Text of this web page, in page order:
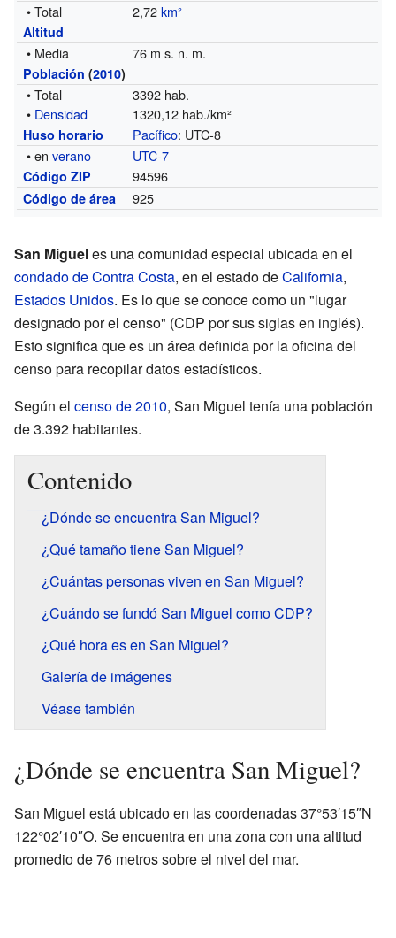
• Total 2,72km²
Altitud
• Media 76 m s. n. m.
Población (2010)
• Total
3392 hab.
• Densidad 1320,12 hab./km²
Huso horario Pacífico: UTC-8
• enverano UTC-7
Código ZIP 94596
Código de área 925
San Migueles una comunidad especial ubicada en el
condado de Contra Costa, en el estado deCalifornia,
Estados Unidos. Es lo que se conoce como un "lugar
designado por el censo" (CDP por sus siglas en inglés).
Esto significa que es un área definida por la oficina del
censo para recopilar datos estadísticos.
Según el censo de 2010, San Miguel tenía una población
de 3.392 habitantes.
Contenido
¿Dónde se encuentra San Miguel?
¿Qué tamaño tiene San Miguel?
¿Cuántas personas viven en San Miguel?
¿Cuándo se fundó San Miguel como CDP?
¿Qué hora es en San Miguel?
Galería de imágenes
Véase también
¿Dónde se encuentra San Miguel?
San Miguel está ubicado en las coordenadas 37°53′15″N
122°02′10″O. Se encuentra en una zona con una altitud
promedio de 76 metros sobre el nivel del mar.